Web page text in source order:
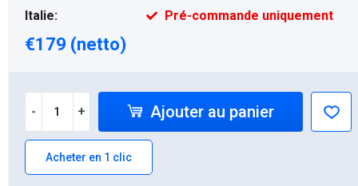
Italie:
Pré-commande uniquement
€179 (netto)
- + Ajouter au panier
Acheter en 1 clic